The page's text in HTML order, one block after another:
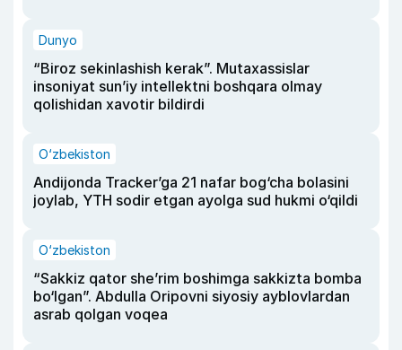
Dunyo
“Biroz sekinlashish kerak”. Mutaxassislar
insoniyat sun’iy intellektni boshqara olmay
qolishidan xavotir bildirdi
O‘zbekiston
Andijonda Tracker’ga 21 nafar bog‘cha bolasini
joylab, YTH sodir etgan ayolga sud hukmi o‘qildi
O‘zbekiston
“Sakkiz qator she’rim boshimga sakkizta bomba
bo‘lgan”. Abdulla Oripovni siyosiy ayblovlardan
asrab qolgan voqea